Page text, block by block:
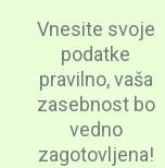
Vnesite svoje
podatke
pravilno, vaša
zasebnost bo
vedno
zagotovljena!